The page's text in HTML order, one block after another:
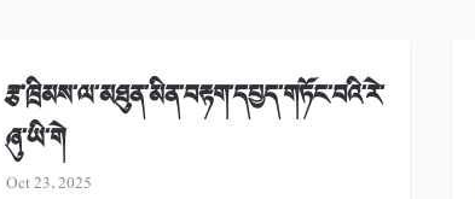
རྩ་ཁྲིམས་ལ་མཐུན་མིན་བརྟག་དཔྱད་གཏོང་བའི་རེ་
ཞུ་ཡི་གེ
Oct 23, 2025